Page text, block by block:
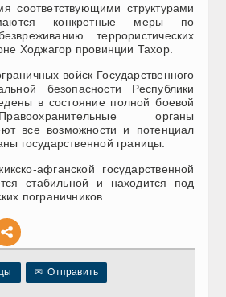
соответствующими структурами
конкретные меры по
террористических
Ходжагор провинции Тахор.
войск Государственного
безопасности Республики
в состояние полной боевой
органы
все возможности и потенциал
государственной границы.
афганской государственной
стабильной и находится под
пограничников.
✉ Отправить